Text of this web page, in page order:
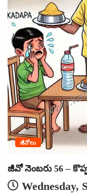
జీవోలు
జీవో నెంబరు 56 –
Wednesday,